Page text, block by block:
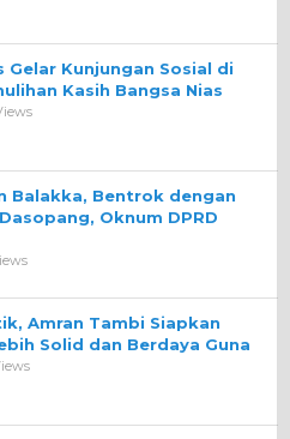
Gelar Kunjungan Sosial di
Kasih Bangsa Nias
Balakka, Bentrok dengan
Oknum DPRD
Amran Tambi Siapkan
Solid dan Berdaya Guna